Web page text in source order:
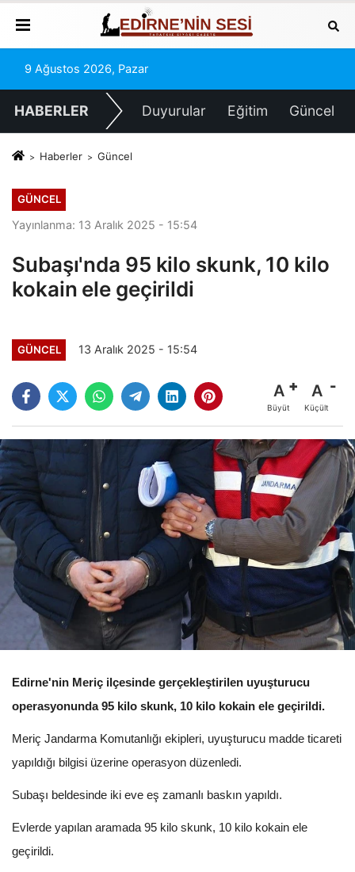
9 Ağustos 2026, Pazar
HABERLER Duyurular Eğitim Güncel
Haberler Güncel
GÜNCEL
Yayınlanma: 13 Aralık 2025 - 15:54
Subaşı'nda 95 kilo skunk, 10 kilo
kokain ele geçirildi
GÜNCEL 13 Aralık 2025 - 15:54
A
Büyüt
A
Küçült
Edirne'nin Meriç ilçesinde gerçekleştirilen uyuşturucu
operasyonunda 95 kilo skunk, 10 kilo kokain ele geçirildi.
Meriç Jandarma Komutanlığı ekipleri, uyuşturucu madde ticareti
yapıldığı bilgisi üzerine operasyon düzenledi.
Subaşı beldesinde iki eve eş zamanlı baskın yapıldı.
Evlerde yapılan aramada 95 kilo skunk, 10 kilo kokain ele
geçirildi.